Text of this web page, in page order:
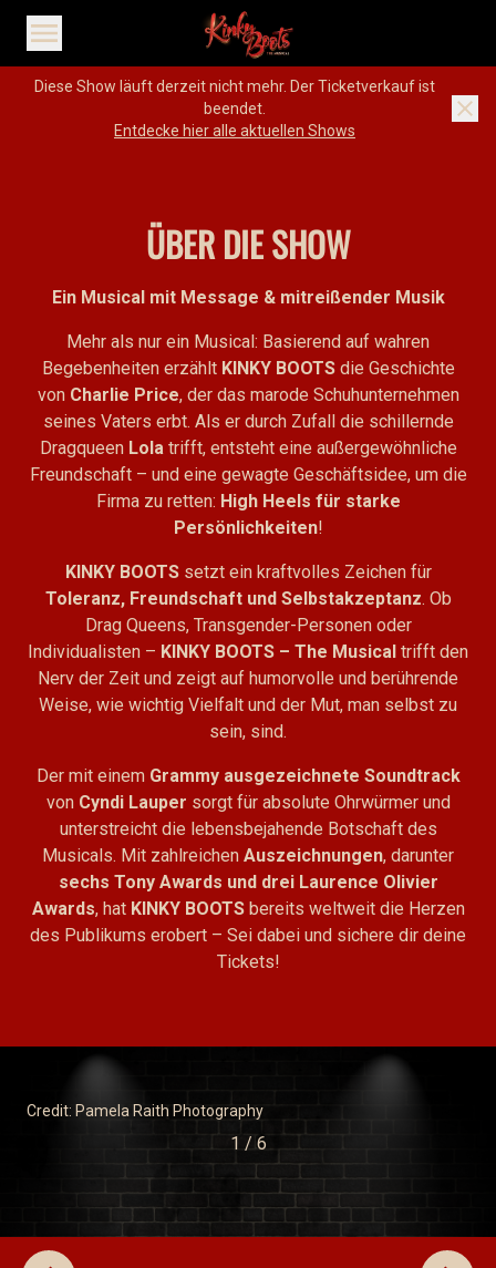
Menü öffnen
Diese Show läuft derzeit nicht mehr. Der Ticketverkauf ist
beendet.
Entdecke hier alle aktuellen Shows
ÜBER DIE SHOW
Ein Musical mit Message & mitreißender Musik
Mehr als nur ein Musical: Basierend auf wahren
Begebenheiten erzählt KINKY BOOTSdie Geschichte
von Charlie Price, der das marode Schuhunternehmen
seines Vaters erbt. Als er durch Zufall die schillernde
Dragqueen Lolatrifft, entsteht eine außergewöhnliche
Freundschaft – und eine gewagte Geschäftsidee, um die
Firma zu retten: High Heels für starke
Persönlichkeiten!
KINKY BOOTSsetzt ein kraftvolles Zeichen für
Toleranz, Freundschaft und Selbstakzeptanz. Ob
Drag Queens, Transgender-Personen oder
Individualisten – KINKY BOOTS – The Musical trifft den
Nerv der Zeit und zeigt auf humorvolle und berührende
Weise, wie wichtig Vielfalt und der Mut, man selbst zu
sein, sind.
Der mit einem Grammy ausgezeichnete Soundtrack
von Cyndi Lauper sorgt für absolute Ohrwürmer und
unterstreicht die lebensbejahende Botschaft des
Musicals. Mit zahlreichen Auszeichnungen, darunter
sechs Tony Awards und drei Laurence Olivier
Awards, hat KINKY BOOTSbereits weltweit die Herzen
des Publikums erobert – Sei dabei und sichere dir deine
Tickets!
Credit: Pamela Raith Photography
1 /6